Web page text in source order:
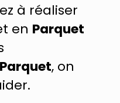
à réaliser
en Parquet
Parquet, on